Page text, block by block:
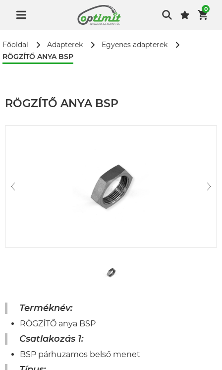
0
Főoldal Adapterek
Egyenes adapterek
RÖGZÍTŐ ANYA BSP
RÖGZÍTŐ ANYA BSP
Terméknév:
RÖGZÍTŐ anya BSP
Csatlakozás 1:
BSP párhuzamos belső menet